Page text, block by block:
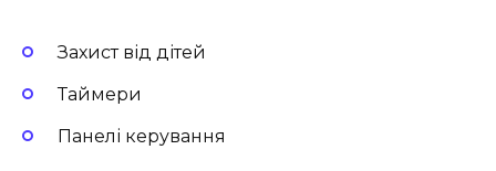
Захист від дітей
Таймери
Панелі керування